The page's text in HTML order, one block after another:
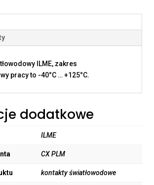
ILME, zakres
pracy to -40°C … +125°C.
dodatkowe
ILME
CX PLM
kontakty światłowodowe